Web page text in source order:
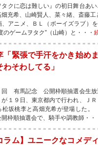
クに恋は難しい』の初日舞台あい
畑充希、山崎賢人、菜々緒、斎藤
アニメ、ＢＬ（ボーイズラブ）
のゲームヲタク”（山崎）と・・・
「緊張で手汗をかき始め
わそわしてる」
有馬記念 公開枠順抽選会生放
が１９日、東京都内で行われ、Ｊ
松坂桃李と高畑充希が登場した
開枠順抽選会で、騎手や調教師・・
ラム】ユニークなコメデ